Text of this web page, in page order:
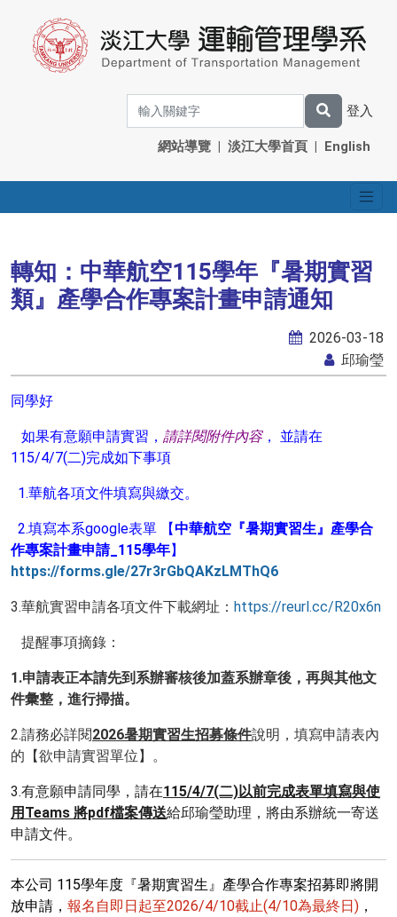
登入
網站導覽 | 淡江大學首頁 | English
轉知：中華航空115學年『暑期實習
類』產學合作專案計畫申請通知
2026-03-18
邱瑜瑩
同學好
如果有意願申請實習， 請詳閱附件內容，
並請在
115/4/7(二)完成如下事項
1.華航各項文件填寫與繳交。
2.填寫本系google表單 【中華航空『暑期實習生』產學合
作專案計畫申請_115學年】
https://forms.gle/27r3rGbQAKzLMThQ6
3.華航實習申請各項文件下載網址： https://reurl.cc/R20x6n
提醒事項摘錄：
1.申請表正本請先到系辦審核後加蓋系辦章後，再與其他文
件彙整，進行掃描。
2.請務必詳閱2026暑期實習生招募條件說明，填寫申請表內
的【欲申請實習單位】。
3.有意願申請同學，請在115/4/7(二)以前完成表單填寫與使
用Teams 將pdf檔案傳送給邱瑜瑩助理， 將由系辦統一寄送
申請文件。
本公司 115學年度『暑期實習生』產學合作專案招募即將開
放申請， 報名自即日起至2026/4/10截止(4/10為最終日) ，